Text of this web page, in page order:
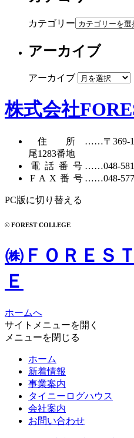
カテゴリー
アーカイブ
アーカイブ
株式会社
住所……〒369-
尾1283番地
電話番号……048-
FAX番号……048-
PC版に切り替える
© FOREST COLLEGE
㈱ＦＯＲＥＳ
Ｅ
ホームへ
サイトメニューを開く
メニューを閉じる
ホーム
新着情報
事業案内
タイニーログハウス
会社案内
お問い合わせ